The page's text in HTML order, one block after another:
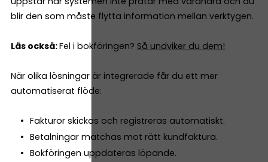
blir den som måste flytta information mellan verktygen.
Läs också:Fel i bokföringen? Så undviker du dem!
När olika lösningar är integrerade får du ett mer
automatiserat flöde:
Fakturor skickas och registreras automatiskt.
Betalningar matchas mot rätt kundfaktura.
Bokföringen uppdateras löpande.